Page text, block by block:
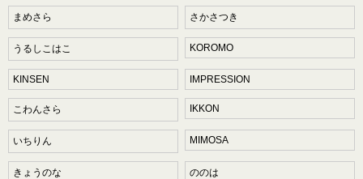
まめさら さかさつき
うるしこはこ KOROMO
KINSEN IMPRESSION
こわんさら IKKON
いちりん MIMOSA
きょうのな ののは